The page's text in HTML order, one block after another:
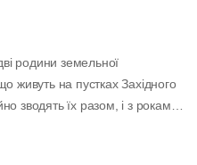
родини земельної
живуть на пустках Західного
зводять їх разом, і з роками